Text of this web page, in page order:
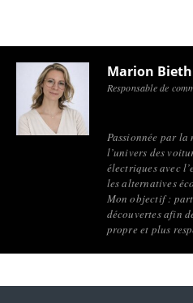
Marion Bieth
Responsable de
Passionnée par
l’univers des
électriques avec
les alternatives
Mon objectif :
découvertes afin
propre et plus